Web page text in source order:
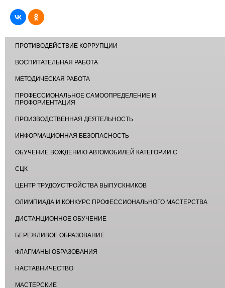
ПРОТИВОДЕЙСТВИЕ КОРРУПЦИИ
ВОСПИТАТЕЛЬНАЯ РАБОТА
МЕТОДИЧЕСКАЯ РАБОТА
ПРОФЕССИОНАЛЬНОЕ САМООПРЕДЕЛЕНИЕ И
ПРОФОРИЕНТАЦИЯ
ПРОИЗВОДСТВЕННАЯ ДЕЯТЕЛЬНОСТЬ
ИНФОРМАЦИОННАЯ БЕЗОПАСНОСТЬ
ОБУЧЕНИЕ ВОЖДЕНИЮ АВТОМОБИЛЕЙ КАТЕГОРИИ С
СЦК
ЦЕНТР ТРУДОУСТРОЙСТВА ВЫПУСКНИКОВ
ОЛИМПИАДА И КОНКУРС ПРОФЕССИОНАЛЬНОГО МАСТЕРСТВА
ДИСТАНЦИОННОЕ ОБУЧЕНИЕ
БЕРЕЖЛИВОЕ ОБРАЗОВАНИЕ
ФЛАГМАНЫ ОБРАЗОВАНИЯ
НАСТАВНИЧЕСТВО
МАСТЕРСКИЕ